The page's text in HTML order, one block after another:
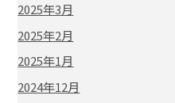
2025年3月
2025年2月
2025年1月
2024年12月